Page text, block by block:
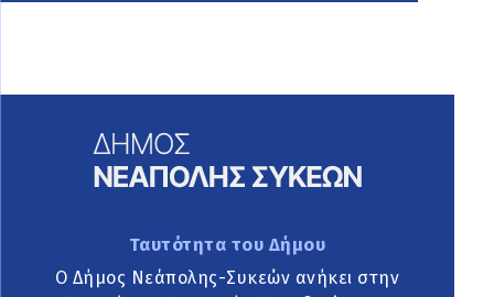
Ταυτότητα του Δήμου
Ο Δήμος Νεάπολης-Συκεών ανήκει στην